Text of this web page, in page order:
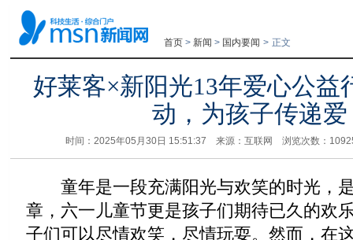
首页 > 新闻 > 国内要闻 > 正文
好莱客×新阳光13年爱心公益
动，为孩子传递
时间：2025年05月30日 15:51:37 来源：互联网 浏览次数：
童年是一段充满阳光与欢笑的时光，
章，六一儿童节更是孩子们期待已久的欢
子们可以尽情欢笑，尽情玩耍。然而，在